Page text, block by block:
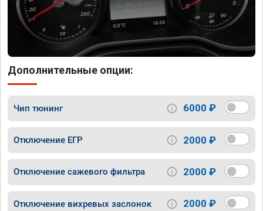
Дополнительные опции:
Чип тюнинг 6000 ₽
Отключение ЕГР 2000 ₽
Отключение сажевого фильтра 2000 ₽
Отключение вихревых заслонок 2000 ₽